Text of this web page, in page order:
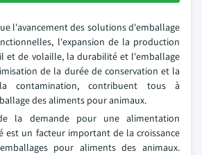
l'avancement des solutions d'emballage
l'expansion de la production
et de volaille, la durabilité et l'emballage
de la durée de conservation et la
contamination, contribuent tous à
des aliments pour animaux.
la demande pour une alimentation
est un facteur important de la croissance
pour aliments des animaux.